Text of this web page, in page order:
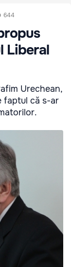
644
Liberal
Urechean,
faptul că s-ar